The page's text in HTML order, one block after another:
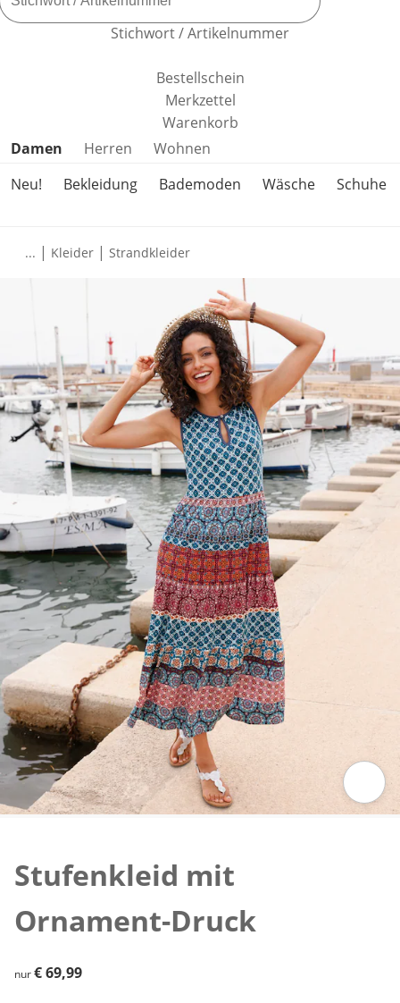
Stichwort / Artikelnummer
Bestellschein
Merkzettel
Warenkorb
Produktkategorien überspringen
Damen Herren
Wohnen
Neu!
Bekleidung Bademoden Wäsche Schuhe
... | Kleider | Strandkleider
Stufenkleid mit
Ornament-Druck
€ 69,99
nur€ 69,99